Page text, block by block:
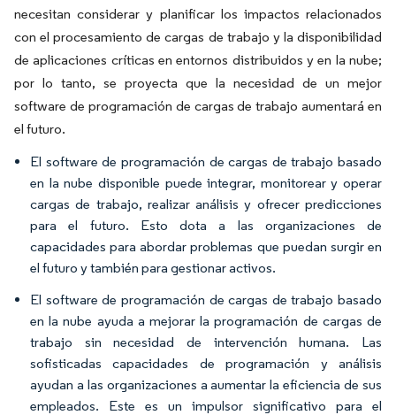
necesitan considerar y planificar los impactos relacionados
con el procesamiento de cargas de trabajo y la disponibilidad
de aplicaciones críticas en entornos distribuidos y en la nube;
por lo tanto, se proyecta que la necesidad de un mejor
software de programación de cargas de trabajo aumentará en
el futuro.
El software de programación de cargas de trabajo basado
en la nube disponible puede integrar, monitorear y operar
cargas de trabajo, realizar análisis y ofrecer predicciones
para el futuro. Esto dota a las organizaciones de
capacidades para abordar problemas que puedan surgir en
el futuro y también para gestionar activos.
El software de programación de cargas de trabajo basado
en la nube ayuda a mejorar la programación de cargas de
trabajo sin necesidad de intervención humana. Las
sofisticadas capacidades de programación y análisis
ayudan a las organizaciones a aumentar la eficiencia de sus
empleados. Este es un impulsor significativo para el